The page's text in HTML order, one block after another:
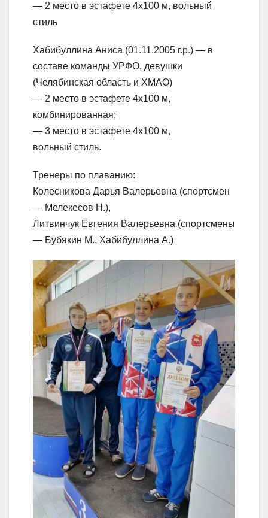
— 2 место в эстафете 4х100 м, вольный
стиль
Хабибуллина Аниса (01.11.2005 г.р.) — в
составе команды УРФО, девушки
(Челябинская область и ХМАО)
— 2 место в эстафете 4х100 м,
комбинированная;
— 3 место в эстафете 4х100 м,
вольный стиль.
Тренеры по плаванию:
Колесникова Дарья Валерьевна (спортсмен
— Мелекесов Н.),
Литвинчук Евгения Валерьевна (спортсмены
— Бубякин М., Хабибуллина А.)